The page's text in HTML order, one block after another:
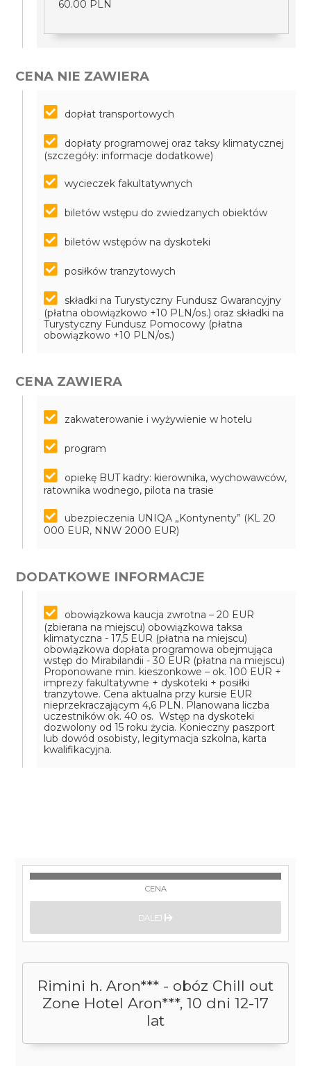
60.00 PLN
CENA NIE ZAWIERA
dopłat transportowych
dopłaty programowej oraz taksy klimatycznej
(szczegóły: informacje dodatkowe)
wycieczek fakultatywnych
biletów wstępu do zwiedzanych obiektów
biletów wstępów na dyskoteki
posiłków tranzytowych
składki na Turystyczny Fundusz Gwarancyjny
(płatna obowiązkowo +10 PLN/os.) oraz składki na
Turystyczny Fundusz Pomocowy (płatna
obowiązkowo +10 PLN/os.)
CENA ZAWIERA
zakwaterowanie i wyżywienie w hotelu
program
opiekę BUT kadry: kierownika, wychowawców,
ratownika wodnego, pilota na trasie
ubezpieczenia UNIQA „Kontynenty” (KL 20
000 EUR, NNW 2000 EUR)
DODATKOWE INFORMACJE
obowiązkowa kaucja zwrotna – 20 EUR
(zbierana na miejscu) obowiązkowa taksa
klimatyczna - 17,5 EUR (płatna na miejscu)
obowiązkowa dopłata programowa obejmująca
wstęp do Mirabilandii - 30 EUR (płatna na miejscu)
Proponowane min. kieszonkowe – ok. 100 EUR +
imprezy fakultatywne + dyskoteki + posiłki
tranzytowe. Cena aktualna przy kursie EUR
nieprzekraczającym 4,6 PLN. Planowana liczba
uczestników ok. 40 os. Wstęp na dyskoteki
dozwolony od 15 roku życia. Konieczny paszport
lub dowód osobisty, legitymacja szkolna, karta
kwalifikacyjna.
Rimini h. Aron*** - obóz Chill out
Zone Hotel Aron***, 10 dni 12-17
lat
CENA
DALEJ